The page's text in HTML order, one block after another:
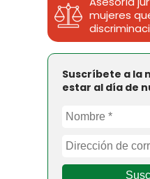
mujeres
Suscríbete a la
estar al día de